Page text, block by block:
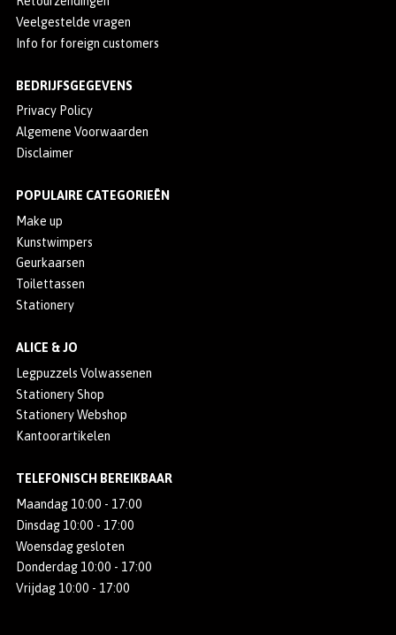
Veelgestelde vragen
Info for foreign customers
BEDRIJFSGEGEVENS
Privacy Policy
Algemene Voorwaarden
Disclaimer
POPULAIRE CATEGORIEËN
Make up
Kunstwimpers
Geurkaarsen
Toilettassen
Stationery
ALICE & JO
Legpuzzels Volwassenen
Stationery Shop
Stationery Webshop
Kantoorartikelen
TELEFONISCH BEREIKBAAR
Maandag 10:00 - 17:00
Dinsdag 10:00 - 17:00
Woensdag gesloten
Donderdag 10:00 - 17:00
Vrijdag 10:00 - 17:00